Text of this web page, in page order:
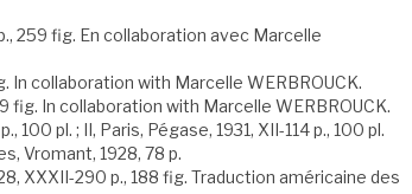
259 fig. En collaboration avec Marcelle
In collaboration with Marcelle WERBROUCK.
fig. In collaboration with Marcelle WERBROUCK.
100 pl. ; II, Paris, Pégase, 1931, XII-114 p., 100 pl.
Vromant, 1928, 78 p.
XXXII-290 p., 188 fig. Traduction américaine des